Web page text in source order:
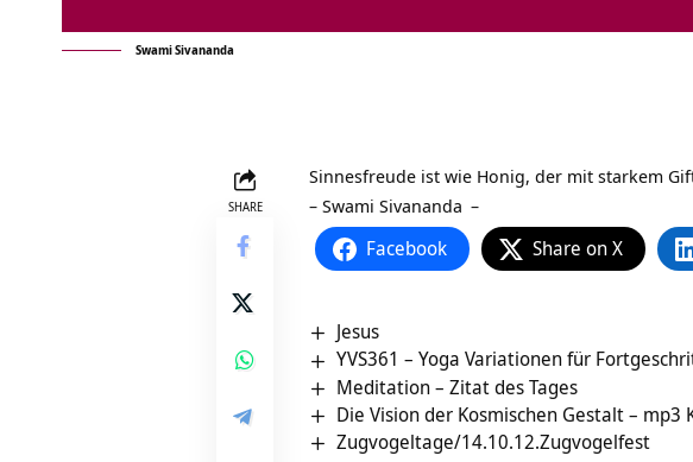
Swami Sivananda
SHARE
Sinnesfreude ist wie Honig, der mit starkem
– Swami Sivananda –
Facebook Share on X
Jesus
YVS361 – Yoga Variationen für
Meditation – Zitat des Tages
Die Vision der Kosmischen Gestalt –
Zugvogeltage/14.10.12.Zugvogelfest